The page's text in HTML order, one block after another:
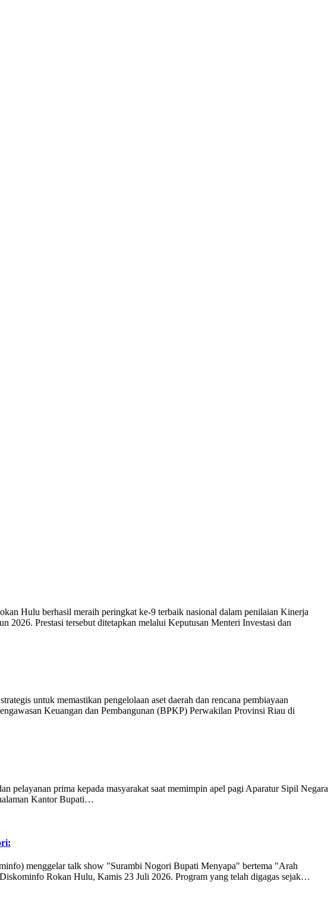
Hulu berhasil meraih peringkat ke-9 terbaik nasional dalam penilaian Kinerja
2026. Prestasi tersebut ditetapkan melalui Keputusan Menteri Investasi dan
untuk memastikan pengelolaan aset daerah dan rencana pembiayaan
Keuangan dan Pembangunan (BPKP) Perwakilan Provinsi Riau di
prima kepada masyarakat saat memimpin apel pagi Aparatur Sipil Negara
Kantor Bupati…
menggelar talk show "Surambi Nogori Bupati Menyapa" bertema "Arah
Rokan Hulu, Kamis 23 Juli 2026. Program yang telah digagas sejak…